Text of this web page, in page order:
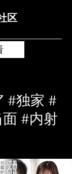
区
独家 #
#内射